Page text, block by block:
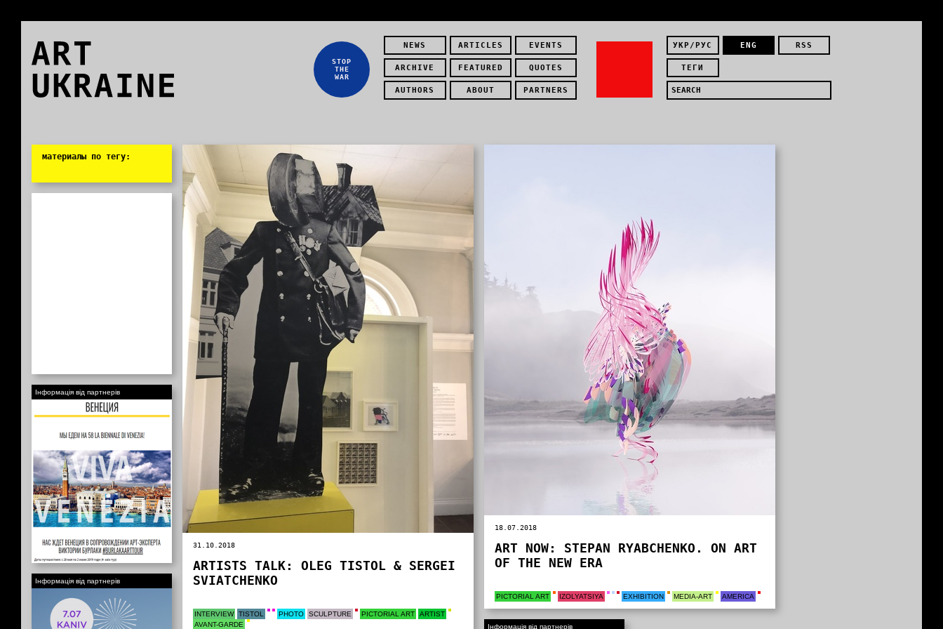
ART
UKRAINE
NEWS ARTICLES EVENTS
ARCHIVE FEATURED QUOTES
AUTHORS ABOUT PARTNERS
STOP
THE
WAR
УКР/РУС ENG RSS
ТЕГИ
материалы по тегу:
31.10.2018
ARTISTS TALK: OLEG TISTOL & SERGEI
SVIATCHENKO
INTERVIEW TISTOL PHOTO SCULPTURE PICTORIAL ART
ARTIST
AVANT-GARDE
18.07.2018
ART NOW: STEPAN RYABCHENKO. ON ART
OF THE NEW ERA
PICTORIAL ART IZOLYATSIYA EXHIBITION MEDIA-ART AMERICA
Інформація від партнерів
Інформація від партнерів
Інформація від партнерів